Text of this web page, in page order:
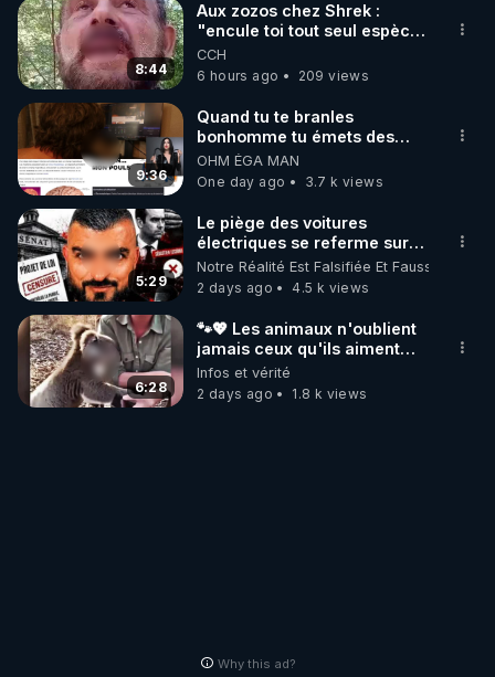
8:44
Aux zozos chez Shrek :
"encule toi tout seul espèce
de mal polish"
CCH
6 hours ago
209 views
9:36
Quand tu te branles
bonhomme tu émets des
ondes ils ont juste omis de
t'expliquer
OHM ÉGA MAN
One day ago
3.7 k views
5:29
Le piège des voitures
électriques se referme sur
les usagers !
Notre Réalité Est Falsifiée Et Fausse
2 days ago
4.5 k views
6:28
🐾💖 Les animaux n'oublient
jamais ceux qu'ils aiment…
🥹❤️
Infos et vérité
2 days ago
1.8 k views
Why this ad?